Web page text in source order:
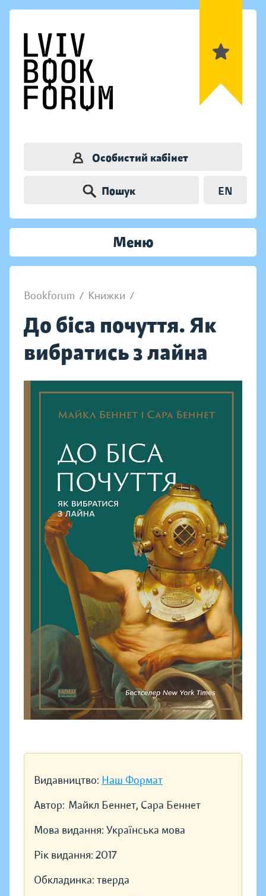
Особистий кабінет
Пошук EN
Меню
Bookforum / Книжки /
До біса почуття. Як
вибратись з лайна
Видавництво: Наш Формат
Автор: Майкл Беннет, Сара Беннет
Мова видання: Українська мова
Рік видання: 2017
Обкладинка: тверда